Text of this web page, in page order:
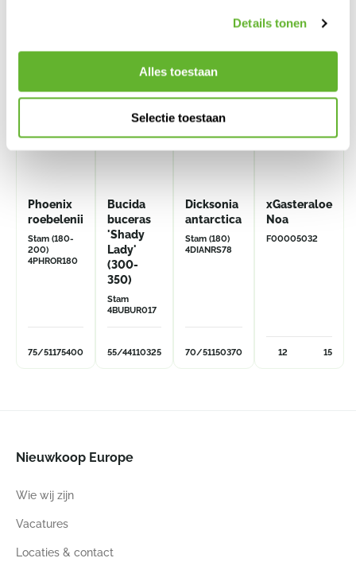
Details tonen
Alles toestaan
Selectie toestaan
Phoenix
roebelenii
Stam (180-
200)
4PHROR180
75/51175400
Bucida
buceras
'Shady
Lady'
(300-
350)
Stam
4BUBUR017
55/44110325
Dicksonia
antarctica
Stam (180)
4DIANRS78
70/51150370
xGasteraloe
Noa
F00005032
12 15
Nieuwkoop Europe
Wie wij zijn
Vacatures
Locaties & contact